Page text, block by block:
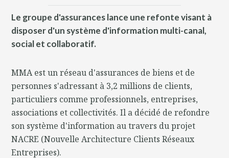
Le groupe d'assurances lance une refonte visant à
disposer d'un système d'information multi-canal,
social et collaboratif.
MMA est un réseau d'assurances de biens et de
personnes s'adressant à 3,2 millions de clients,
particuliers comme professionnels, entreprises,
associations et collectivités. Il a décidé de refondre
son système d'information au travers du projet
NACRE (Nouvelle Architecture Clients Réseaux
Entreprises).